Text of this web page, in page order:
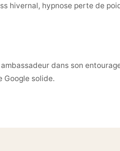
hivernal, hypnose perte de
dans son
Google solide.